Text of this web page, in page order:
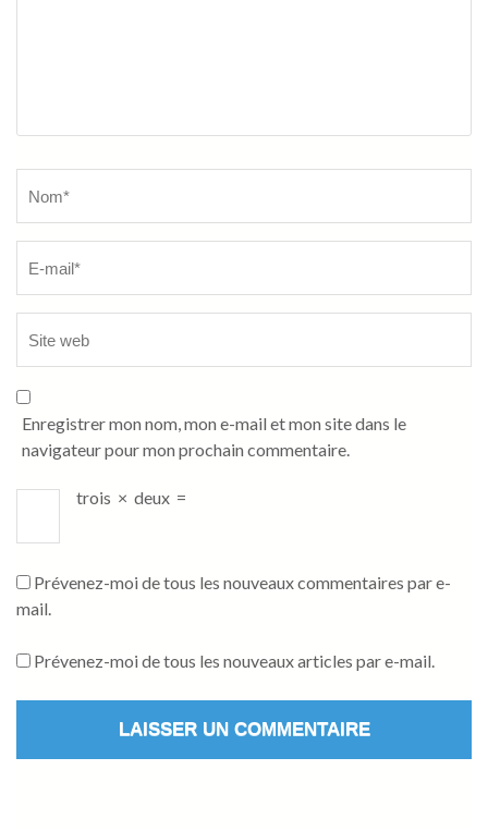
Enregistrer mon nom, mon e-mail et mon site dans le
navigateur pour mon prochain commentaire.
trois × deux =
Prévenez-moi de tous les nouveaux commentaires par e-
mail.
Prévenez-moi de tous les nouveaux articles par e-mail.